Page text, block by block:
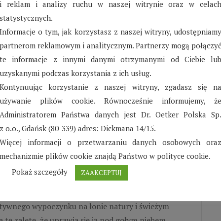
gramatyczny.
frazeologicznych.
konkretnych zadań wyraźnie pobudzała je do
językowych było dla nich wybieranie karty
definiowali bardzo indywidualnie:„to poznanie
„zostanie kiedyś baletnicą”, „marzenie to
z dużym zaangażowaniem. Uważnie
innych dzieci. Intensywność i różnorodność
wzrost ich świadomości językowej i dbałości o
udziału w podobnych zajęciach
dla naszych podopiecznych są wyjazdy do
wypoczynku na łonie natury i świeżym
i reklam i analizy ruchu w naszej witrynie oraz w celach
statystycznych.
Informacje o tym, jak korzystasz z naszej witryny, udostępniamy
partnerom reklamowym i analitycznym. Partnerzy mogą połączyć
te informacje z innymi danymi otrzymanymi od Ciebie lub
uzyskanymi podczas korzystania z ich usług.
Kontynuując korzystanie z naszej witryny, zgadasz się na
używanie plików cookie. Równocześnie informujemy, że
Administratorem Państwa danych jest Dr. Oetker Polska Sp.
z o.o., Gdańsk (80-339) adres: Dickmana 14/15.
Więcej informacji o przetwarzaniu danych osobowych oraz
mechanizmie plików cookie znajdą Państwo w polityce cookie.
Pokaż szczegóły
ZAAKCEPTUJ